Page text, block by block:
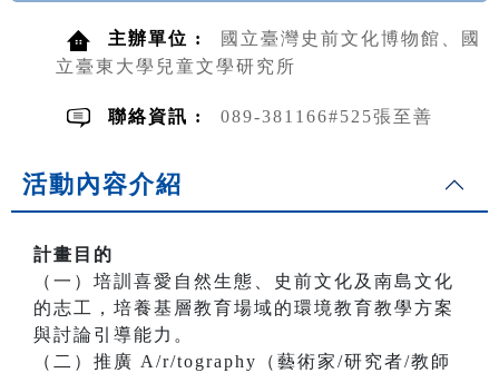
主辦單位 :
國立臺灣史前文化博物館、國
立臺東大學兒童文學研究所
聯絡資訊 : 089-381166#525張至善
活動內容介紹
計畫目的
（一）培訓喜愛自然生態、史前文化及南島文化
的志工，培養基層教育場域的環境教育教學方案
與討論引導能力。
（二）推廣 A/r/tography（藝術家/研究者/教師